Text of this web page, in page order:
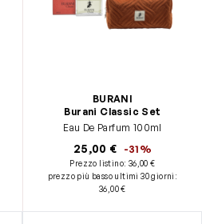
BURANI
Burani Classic Set
Eau De Parfum 100ml
25,00 € -31%
Prezzo listino: 36,00 €
prezzo più basso ultimi 30 giorni :
36,00 €